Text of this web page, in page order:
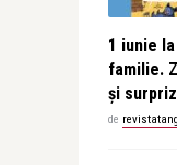
1 iunie
familie.
și
de